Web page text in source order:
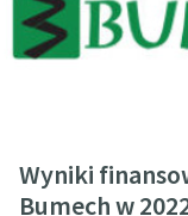
Wyniki
Bumech w